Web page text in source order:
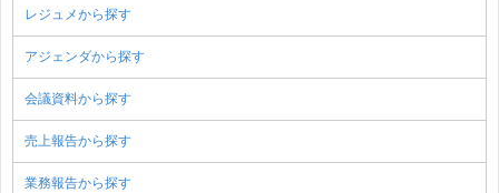
レジュメから探す
アジェンダから探す
会議資料から探す
売上報告から探す
業務報告から探す